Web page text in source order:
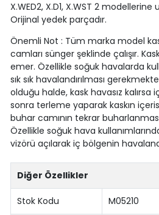
X.WED2, X.D1, X.WST 2 modellerine
Orijinal yedek parçadır.
Önemli Not : Tüm marka model
camları sünger şeklinde çalışır.
emer. Özellikle soğuk havalarda
sık sık havalandırılması
olduğu halde, kask havasız kalırsa
sonra terleme yaparak kaskın
buhar camının tekrar
Özellikle soğuk hava
vizörü açılarak iç bölgenin
Diğer Özellikler
Stok Kodu M05210